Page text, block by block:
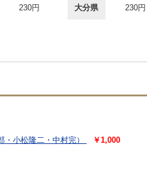
230円 大分県 230円
小松隆二・中村完）
￥1,000